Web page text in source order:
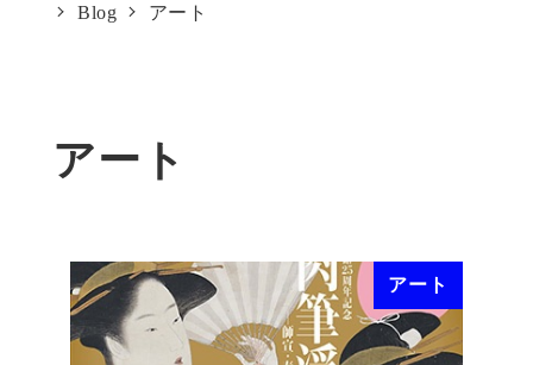
Blog アート
アート
アート